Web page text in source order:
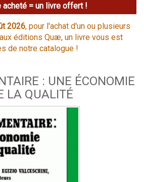
acheté = un livre offert !
2026, pour l'achat d'un ou plusieurs
éditions Quæ, un livre vous est
de notre catalogue !
: UNE ÉCONOMIE
LA QUALITÉ